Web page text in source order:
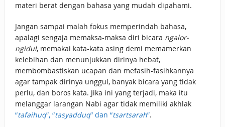
materi berat dengan bahasa yang mudah dipahami.
Jangan sampai malah fokus memperindah bahasa,
apalagi sengaja memaksa-maksa diri bicara ngalor-
ngidul, memakai kata-kata asing demi memamerkan
kelebihan dan menunjukkan dirinya hebat,
membombastiskan ucapan dan mefasih-fasihkannya
agar tampak dirinya unggul, banyak bicara yang tidak
perlu, dan boros kata. Jika ini yang terjadi, maka itu
melanggar larangan Nabi agar tidak memiliki akhlak
“tafaihuq”, “tasyadduq” dan “tsartsarah”.